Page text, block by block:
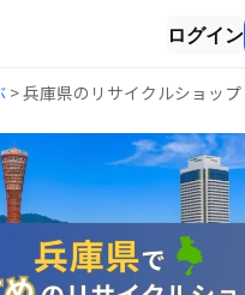
ログイン
> 兵庫県のリサイクルショップ